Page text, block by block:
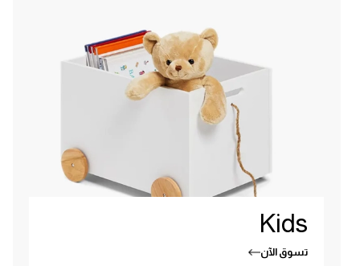
Kids
تسوق الآن